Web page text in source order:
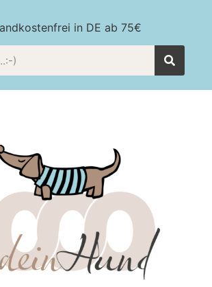
in DE ab 75€